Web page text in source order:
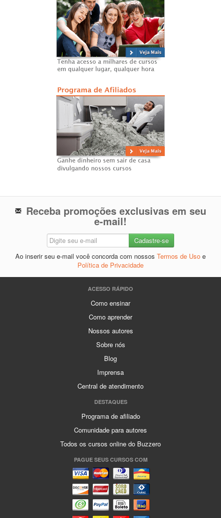
Receba promoções exclusivas em seu
e-mail!
Ao inserir seu e-mail você concorda com nossos Termos de Uso e
Política de Privacidade
ACESSO RÁPIDO
Como ensinar
Como aprender
Nossos autores
Sobre nós
Blog
Imprensa
Central de atendimento
DESTAQUES
Programa de afiliado
Comunidade para autores
Todos os cursos online do Buzzero
PAGUE SEUS CURSOS COM